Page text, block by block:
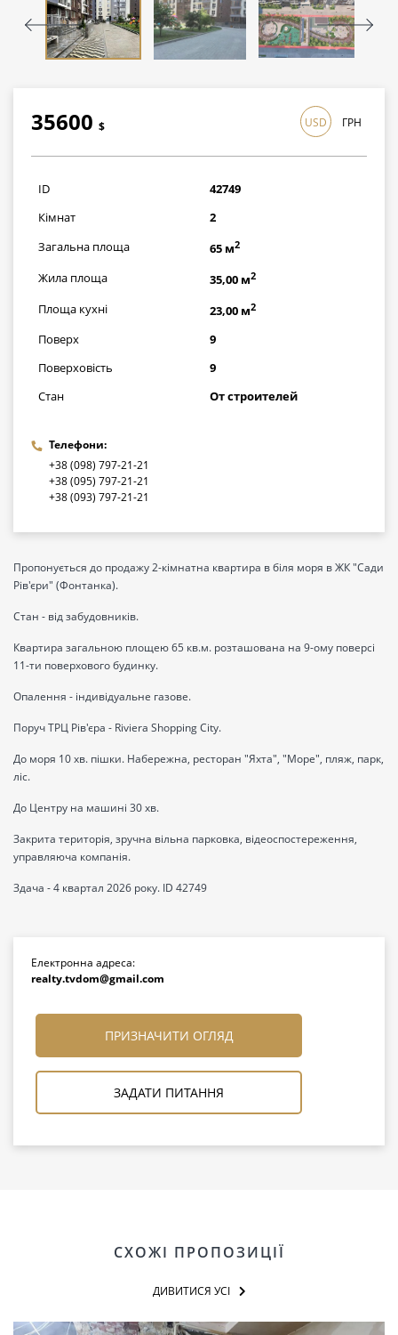
35600 $
1032400грн
USD ГРН
ID
42749
Кімнат
2
Загальна площа
65 м2
Жила площа 35,00 м2
Площа кухні 23,00 м2
Поверх
9
Поверховість
9
Стан
От строителей
Телефони:
+38 (098) 797-21-21
+38 (095) 797-21-21
+38 (093) 797-21-21
Пропонується до продажу 2-кімнатна квартира в біля моря в ЖК "Сади
Рів'єри" (Фонтанка).
Стан - від забудовників.
Квартира загальною площею 65 кв.м. розташована на 9-ому поверсі
11-ти поверхового будинку.
Опалення - індивідуальне газове.
Поруч ТРЦ Рів'єра - Riviera Shopping City.
До моря 10 хв. пішки. Набережна, ресторан "Яхта", "Море", пляж, парк,
ліс.
До Центру на машині 30 хв.
Закрита територія, зручна вільна парковка, відеоспостереження,
управляюча компанія.
Здача - 4 квартал 2026 року. ID 42749
Електронна адреса:
realty.tvdom@gmail.com
ПРИЗНАЧИТИ ОГЛЯД
ЗАДАТИ ПИТАННЯ
СХОЖІ ПРОПОЗИЦІЇ
ДИВИТИСЯ УСІ